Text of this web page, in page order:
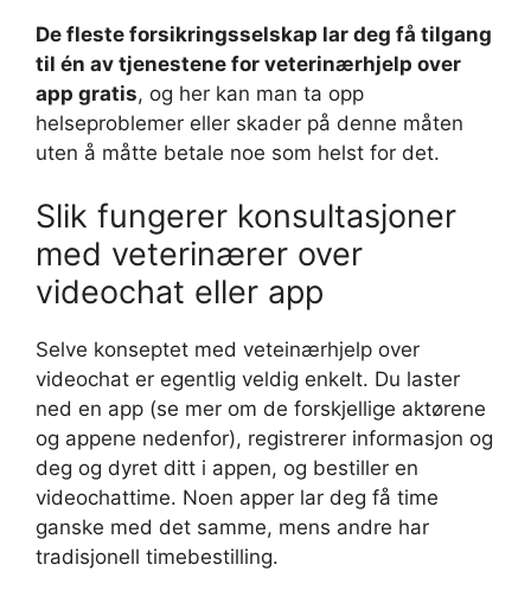
De fleste forsikringsselskap lar deg få tilgang
til én av tjenestene for veterinærhjelp over
app gratis, og her kan man ta opp
helseproblemer eller skader på denne måten
uten å måtte betale noe som helst for det.
Slik fungerer konsultasjoner
med veterinærer over
videochat eller app
Selve konseptet med veteinærhjelp over
videochat er egentlig veldig enkelt. Du laster
ned en app (se mer om de forskjellige aktørene
og appene nedenfor), registrerer informasjon og
deg og dyret ditt i appen, og bestiller en
videochattime. Noen apper lar deg få time
ganske med det samme, mens andre har
tradisjonell timebestilling.